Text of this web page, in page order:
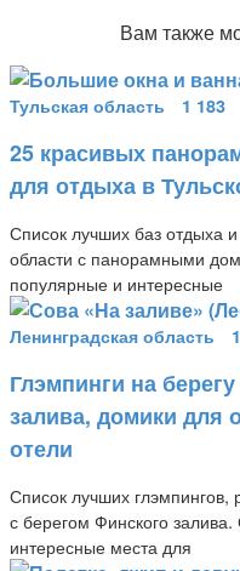
Вам также
Тульская область 1 183
25 красивых
для отдыха в
Список лучших баз отдыха и
области с панорамными
популярные и интересные
Ленинградская область
Глэмпинги на
залива, домики для
отели
Список лучших
с берегом Финского
интересные места для